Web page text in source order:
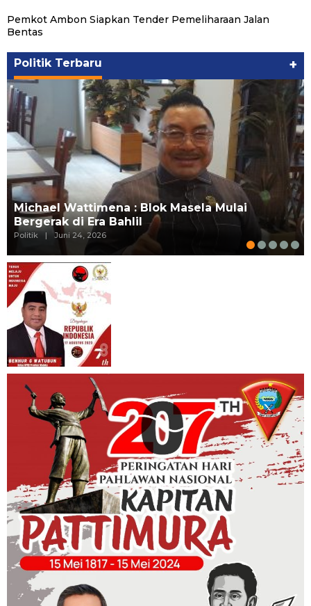
Pemkot Ambon Siapkan Tender Pemeliharaan Jalan
Bentas
Politik Terbaru +
Michael Wattimena : Blok Masela Mulai
Bergerak di Era Bahlil
Politik | Juni 24, 2026